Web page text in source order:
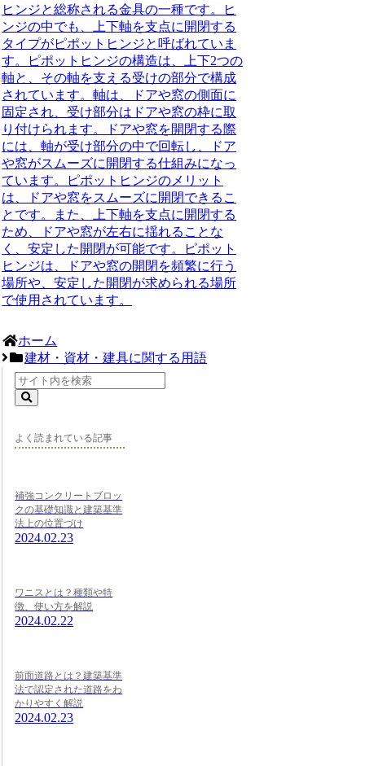
ヒンジと総称される金具の一種です。ヒ
ンジの中でも、上下軸を支点に開閉する
タイプがピポットヒンジと呼ばれていま
す。ピポットヒンジの構造は、上下2つの
軸と、その軸を支える受けの部分で構成
されています。軸は、ドアや窓の側面に
固定され、受け部分はドアや窓の枠に取
り付けられます。ドアや窓を開閉する際
には、軸が受け部分の中で回転し、ドア
や窓がスムーズに開閉する仕組みになっ
ています。ピポットヒンジのメリット
は、ドアや窓をスムーズに開閉できるこ
とです。また、上下軸を支点に開閉する
ため、ドアや窓が左右に揺れることな
く、安定した開閉が可能です。ピポット
ヒンジは、ドアや窓の開閉を頻繁に行う
場所や、安定した開閉が求められる場所
で使用されています。
ホーム
建材・資材・建具に関する用語
よく読まれている記事
補強コンクリートブロッ
クの基礎知識と建築基準
法上の位置づけ
2024.02.23
ワニスとは？種類や特
徴、使い方を解説
2024.02.22
前面道路とは？建築基準
法で認定された道路をわ
かりやすく解説
2024.02.23